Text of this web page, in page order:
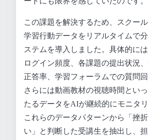
この課題を解決するため、スクー
学習行動データをリアルタイムで
ステムを導入しました。具体的に
ログイン頻度、各課題の提出状況
正答率、学習フォーラムでの質問回
さらには動画教材の視聴時間とい
たるデータをAIが継続的にモニタ
これらのデータパターンから「挫
い」と判断した受講生を抽出し、